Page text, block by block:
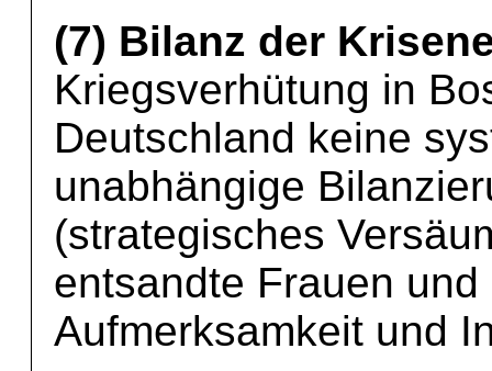
(7) Bilanz der
Kriegsverhütung in
Deutschland keine
unabhängige
(strategisches
entsandte Frauen
Aufmerksamkeit und